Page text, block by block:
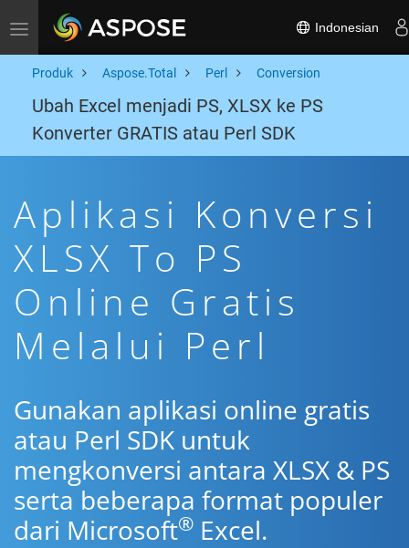
Toggle navigation Indonesian
Produk Aspose.Total Perl Conversion
Ubah Excel menjadi PS, XLSX ke PS
Konverter GRATIS atau Perl SDK
Aplikasi Konversi
XLSX To PS
Online Gratis
Melalui Perl
Gunakan aplikasi online gratis
atau Perl SDK untuk
mengkonversi antara XLSX & PS
serta beberapa format populer
dari Microsoft® Excel.